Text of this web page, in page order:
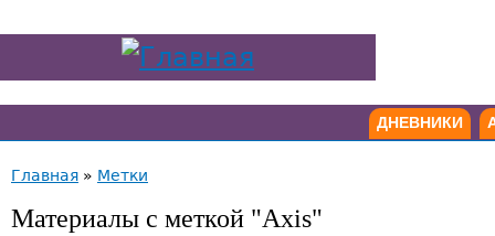
ДНЕВНИКИ
Главная » Метки
Материалы с меткой "Axis"